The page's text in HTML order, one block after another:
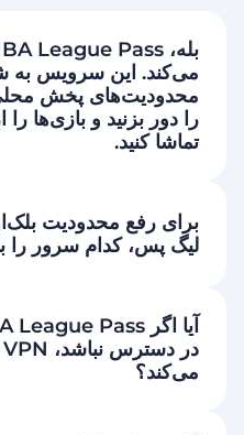
می‌کند. این سرویس به
را دور بزنید و بازی‌ها را
تماشا کنید.
لیگ پس، کدام سرور را
می‌کند؟